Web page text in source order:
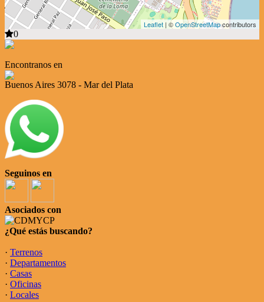
Leaflet | ©OpenStreetMapcontributors
0
Encontranos en
Buenos Aires 3078 - Mar del Plata
Seguinos en
Asociados con
¿Qué estás buscando?
· Terrenos
· Departamentos
· Casas
· Oficinas
· Locales